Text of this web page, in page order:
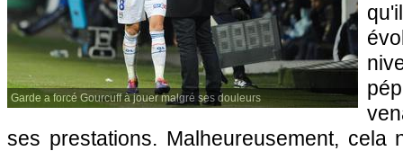
Garde a forcé Gourcuff à jouer malgré ses douleurs
ses prestations. Malheureusement, cela